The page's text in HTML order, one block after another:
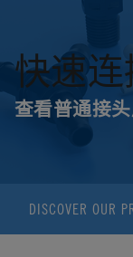
快速
查看普通接
DISCOVER OUR